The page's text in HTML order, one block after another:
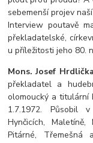
sebemenší projev
Interview poutavě
překladatelské,
u příležitosti jeho 80.
Mons. Josef Hrdlička
překladatel a
olomoucký a titulární
1.7.1972. Působil
Hynčicích,
Pitárné, Třemešná